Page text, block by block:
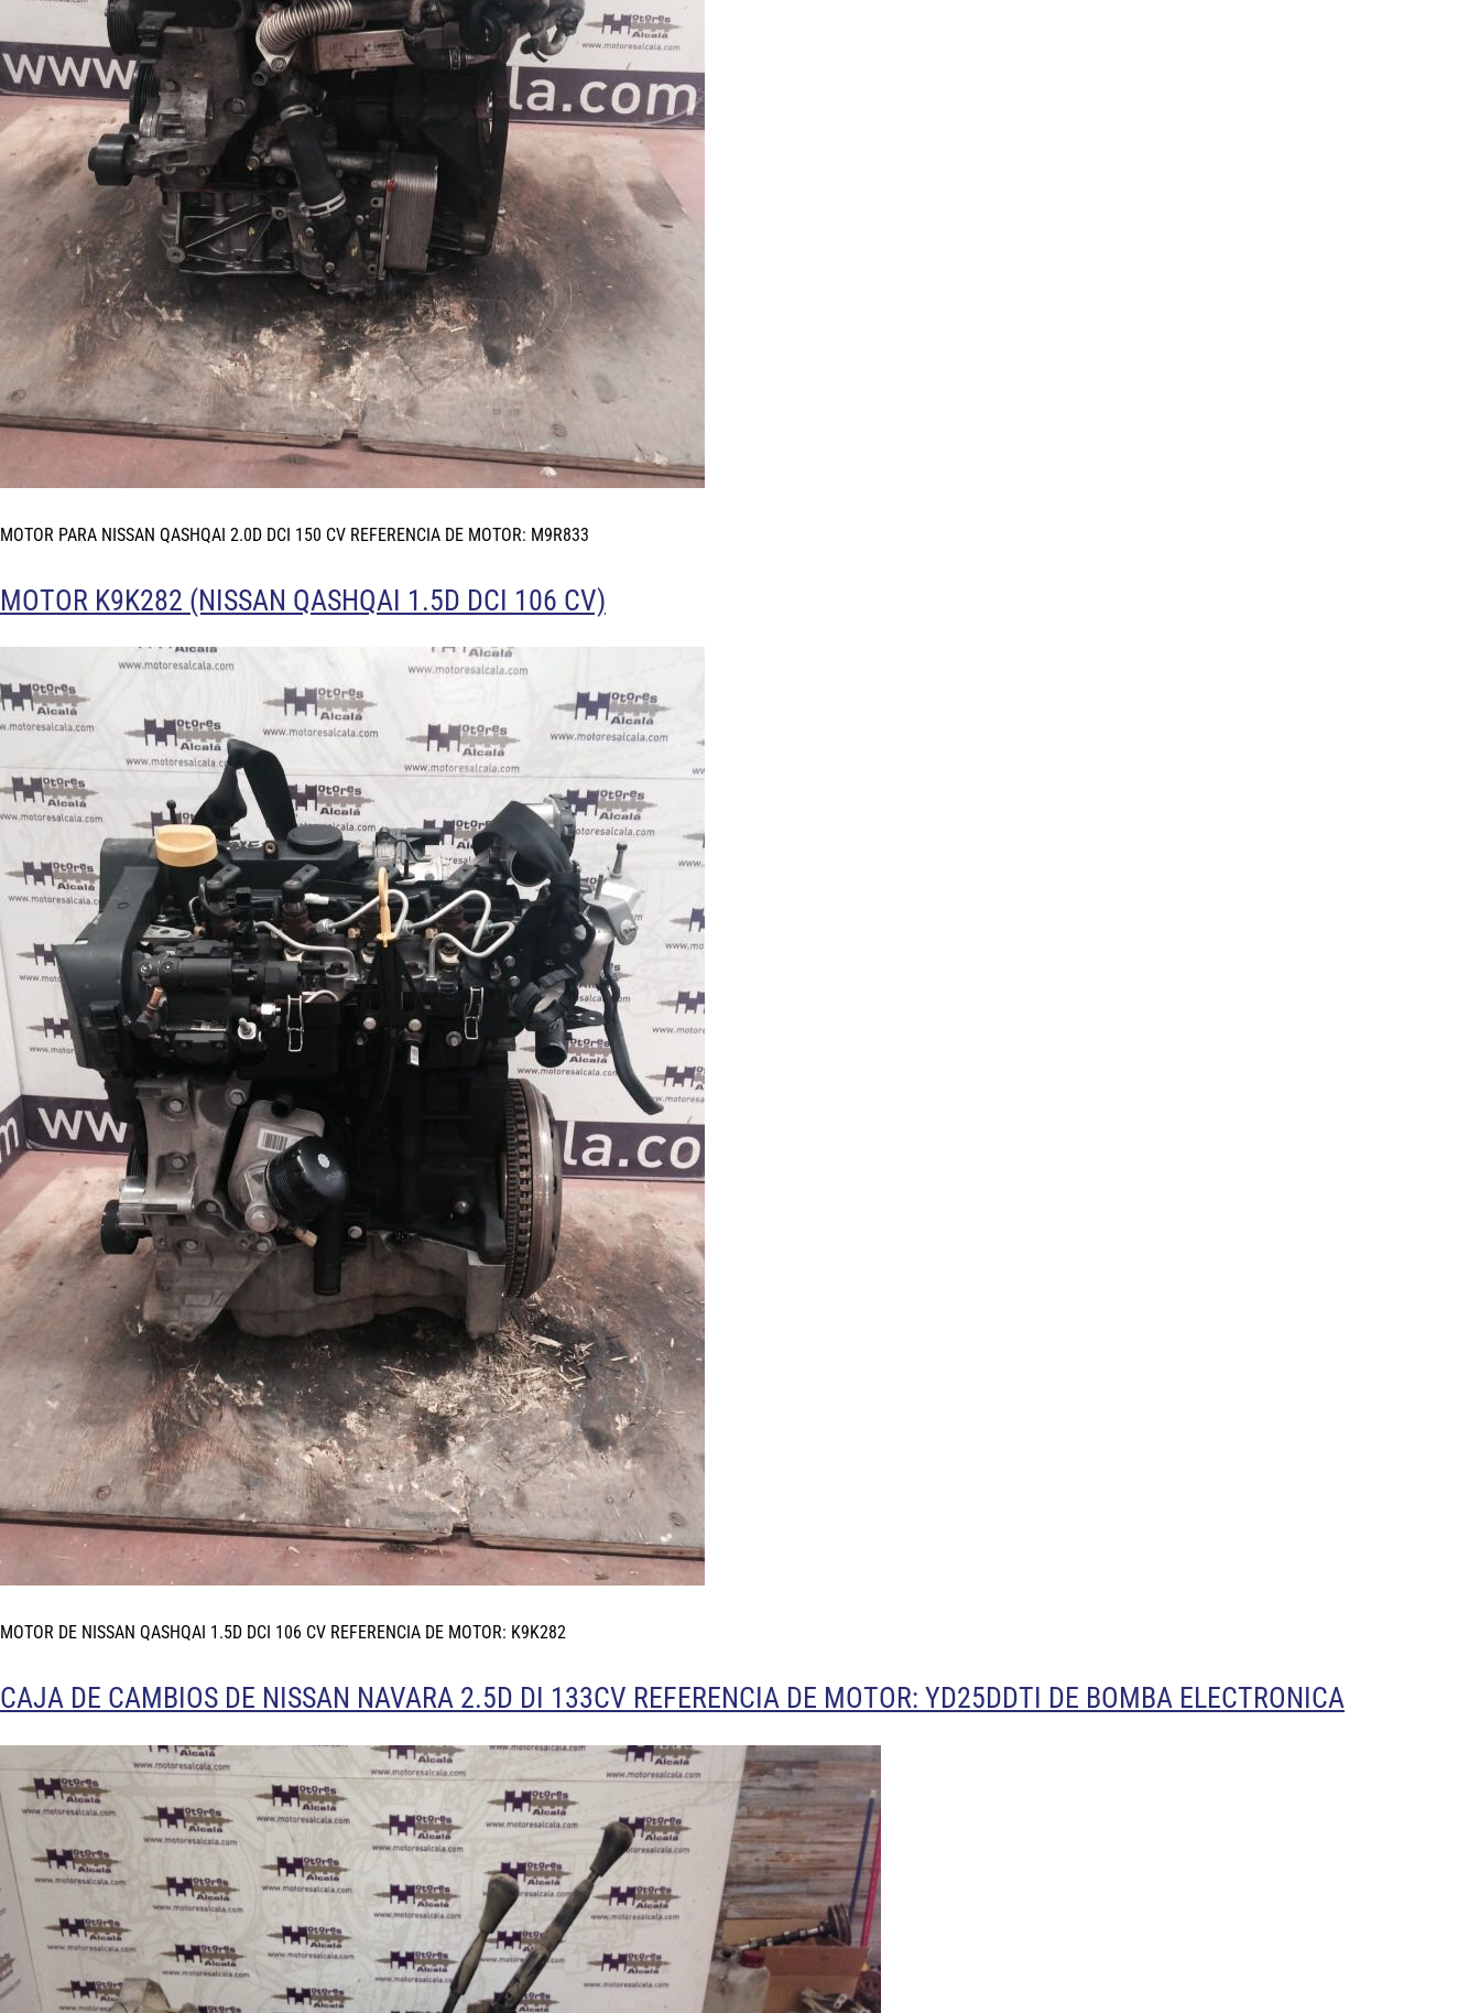
MOTOR PARA NISSAN QASHQAI 2.0D DCI 150 CV REFERENCIA DE MOTOR: M9R833
MOTOR K9K282 (NISSAN QASHQAI 1.5D DCI 106 CV)
MOTOR DE NISSAN QASHQAI 1.5D DCI 106 CV REFERENCIA DE MOTOR: K9K282
CAJA DE CAMBIOS DE NISSAN NAVARA 2.5D DI 133CV REFERENCIA DE MOTOR: YD25DDTI DE BOMBA ELECTRONICA